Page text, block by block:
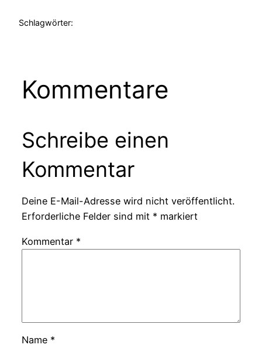
Schlagwörter:
Kommentare
Schreibe einen
Kommentar
Deine E-Mail-Adresse wird nicht veröffentlicht.
Erforderliche Felder sind mit * markiert
Kommentar *
Name *